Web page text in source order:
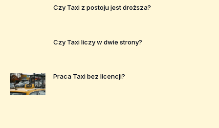
Czy Taxi z postoju jest droższa?
Czy Taxi liczy w dwie strony?
Praca Taxi bez licencji?